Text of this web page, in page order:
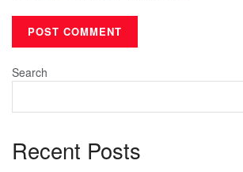
Search
Recent Posts